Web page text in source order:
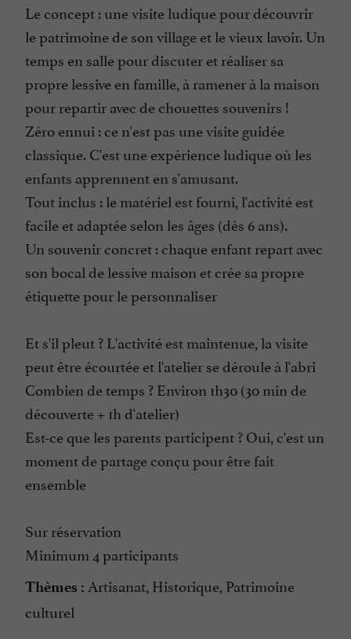
Le concept : une visite ludique pour découvrir
le patrimoine de son village et le vieux lavoir. Un
temps en salle pour discuter et réaliser sa
propre lessive en famille, à ramener à la maison
pour repartir avec de chouettes souvenirs !
Zéro ennui : ce n'est pas une visite guidée
classique. C'est une expérience ludique où les
enfants apprennent en s'amusant.
Tout inclus : le matériel est fourni, l'activité est
facile et adaptée selon les âges (dès 6 ans).
Un souvenir concret : chaque enfant repart avec
son bocal de lessive maison et crée sa propre
étiquette pour le personnaliser
Et s'il pleut ? L'activité est maintenue, la visite
peut être écourtée et l'atelier se déroule à l'abri
Combien de temps ? Environ 1h30 (30 min de
découverte + 1h d'atelier)
Est-ce que les parents participent ? Oui, c'est un
moment de partage conçu pour être fait
ensemble
Sur réservation
Minimum 4 participants
Thèmes : Artisanat, Historique, Patrimoine
culturel